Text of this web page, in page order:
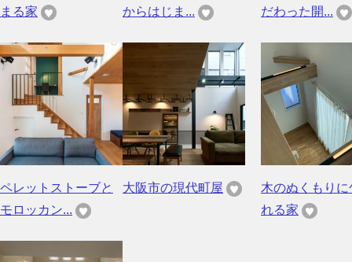
まる家
からはじま...
だわった開...
ペレットストーブと
モロッカン...
大阪市の現代町屋
木のぬくもりに
れる家